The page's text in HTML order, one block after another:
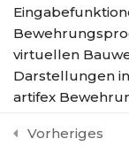
3D Lektion 6 –
30 Minutes
3D Lektion 7 –
virtuellen
Darstellungen
artifex
Diese weiteren
Vorheriges
Startseite